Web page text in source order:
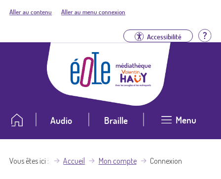
Aller au contenu Aller au menu connexion
Accessibilité
Audio Braille Menu
Vous êtes ici Accueil Mon compte Connexion